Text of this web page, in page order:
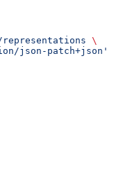
\
json-patch+json'